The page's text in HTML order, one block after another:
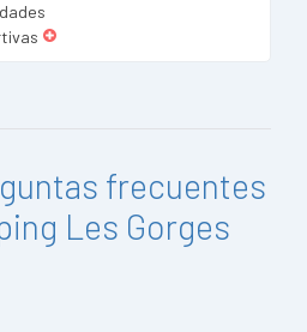
frecuentes
Les Gorges